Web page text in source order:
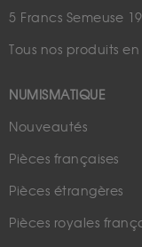
5 Francs Semeuse
Tous nos produits
NUMISMATIQUE
Nouveautés
Pièces françaises
Pièces étrangères
Pièces royales